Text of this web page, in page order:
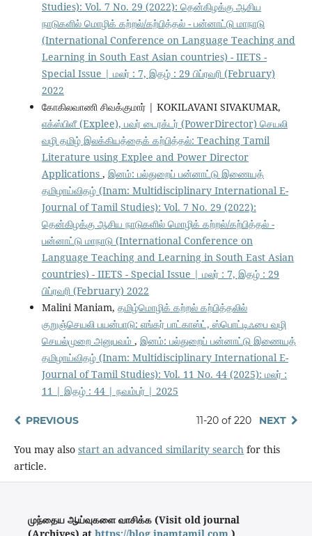
Studies): Vol. 7 No. 29 (2022): தென்கிழக்கு ஆசிய
நாடுகளில் மொழிக் கற்றல்/கற்பித்தல் - பன்னாட்டு மாநாடு
(International Conference on Language Teaching and
Learning in South East Asian countries) - IIETS -
Special Issue | மலர் : 7, இதழ் : 29 பிப்ரவரி (February)
2022
கோகிலவாணி சிவக்குமார் | KOKILAVANI SIVAKUMAR,
எக்ஸ்பிளீ (Explee), பவர் டைரக்டர் (PowerDirector) செயலி
வழி தமிழ் இலக்கியத்தைக் கற்பித்தல்: Teaching Tamil
Literature using Explee and Power Director
Applications , இனம்: பல்துறைப் பன்னாட்டு இணையத்
தமிழாய்விதழ் (Inam: Multidisciplinary International E-
Journal of Tamil Studies): Vol. 7 No. 29 (2022):
தென்கிழக்கு ஆசிய நாடுகளில் மொழிக் கற்றல்/கற்பித்தல் -
பன்னாட்டு மாநாடு (International Conference on
Language Teaching and Learning in South East Asian
countries) - IIETS - Special Issue | மலர் : 7, இதழ் : 29
பிப்ரவரி (February) 2022
Malini Maniam, தமிழ்மொழிக் கற்றல் கற்பித்தலில்
குறுஞ்செயலி பயன்பாடு: எங்கர் பாட்காஸ்ட், ஸ்பொட்டிஃபை வழி
செயல்முறை அனுபவம் , இனம்: பல்துறைப் பன்னாட்டு இணையத்
தமிழாய்விதழ் (Inam: Multidisciplinary International E-
Journal of Tamil Studies): Vol. 11 No. 44 (2025): மலர் :
11 | இதழ் : 44 | நவம்பர் | 2025
PREVIOUS 11-20 of 220 NEXT
You may also start an advanced similarity searchfor this
article.
முந்தைய ஆய்வுகளை வாசிக்க (Visit old journal